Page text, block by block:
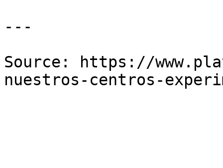
---
Source: https://